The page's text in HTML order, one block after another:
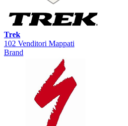
Trek
102 Venditori Mappati
Brand